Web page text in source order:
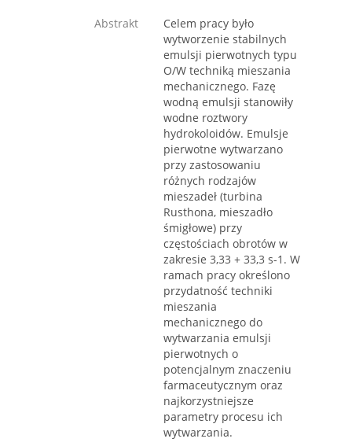
Abstrakt
Celem pracy było
wytworzenie stabilnych
emulsji pierwotnych typu
O/W techniką mieszania
mechanicznego. Fazę
wodną emulsji stanowiły
wodne roztwory
hydrokoloidów. Emulsje
pierwotne wytwarzano
przy zastosowaniu
różnych rodzajów
mieszadeł (turbina
Rusthona, mieszadło
śmigłowe) przy
częstościach obrotów w
zakresie 3,33 + 33,3 s-1. W
ramach pracy określono
przydatność techniki
mieszania
mechanicznego do
wytwarzania emulsji
pierwotnych o
potencjalnym znaczeniu
farmaceutycznym oraz
najkorzystniejsze
parametry procesu ich
wytwarzania.